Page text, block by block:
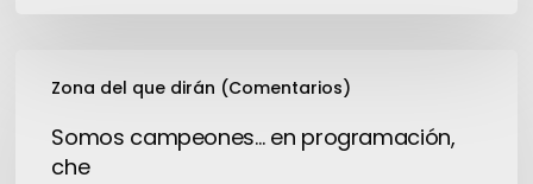
Zona del que dirán (Comentarios)
campeones…
programación,
Somos campeones… en programación,
che